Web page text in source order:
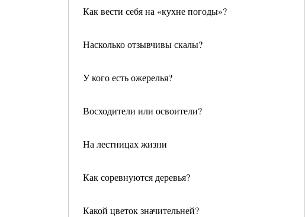
Как вести себя на «кухне погоды»?
Насколько отзывчивы скалы?
У кого есть ожерелья?
Восходители или освоители?
На лестницах жизни
Как соревнуются деревья?
Какой цветок значительней?